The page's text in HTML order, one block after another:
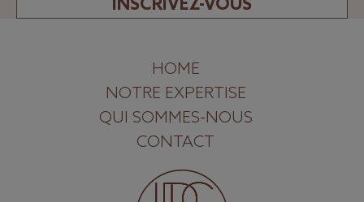
INSCRIVEZ-VOUS
HOME
NOTRE EXPERTISE
QUI SOMMES-NOUS
CONTACT